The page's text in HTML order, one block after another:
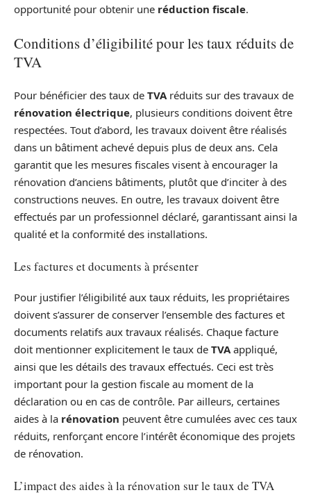
opportunité pour obtenir une réduction fiscale.
Conditions d’éligibilité pour les taux réduits de
TVA
Pour bénéficier des taux de TVAréduits sur des travaux de
rénovation électrique, plusieurs conditions doivent être
respectées. Tout d’abord, les travaux doivent être réalisés
dans un bâtiment achevé depuis plus de deux ans. Cela
garantit que les mesures fiscales visent à encourager la
rénovation d’anciens bâtiments, plutôt que d’inciter à des
constructions neuves. En outre, les travaux doivent être
effectués par un professionnel déclaré, garantissant ainsi la
qualité et la conformité des installations.
Les factures et documents à présenter
Pour justifier l’éligibilité aux taux réduits, les propriétaires
doivent s’assurer de conserver l’ensemble des factures et
documents relatifs aux travaux réalisés. Chaque facture
doit mentionner explicitement le taux de TVAappliqué,
ainsi que les détails des travaux effectués. Ceci est très
important pour la gestion fiscale au moment de la
déclaration ou en cas de contrôle. Par ailleurs, certaines
aides à la rénovation peuvent être cumulées avec ces taux
réduits, renforçant encore l’intérêt économique des projets
de rénovation.
L’impact des aides à la rénovation sur le taux de TVA